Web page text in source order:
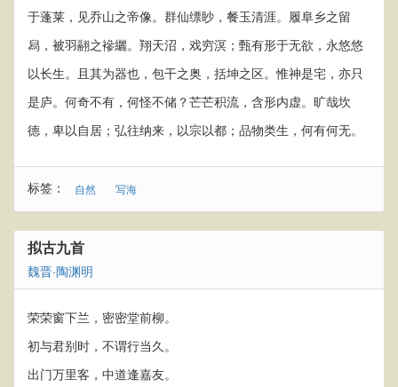
于蓬莱，见乔山之帝像。群仙缥眇，餐玉清涯。履阜乡之留
舄，被羽翮之襂纚。翔天沼，戏穷溟；甄有形于无欲，永悠悠
以长生。且其为器也，包干之奥，括坤之区。惟神是宅，亦只
是庐。何奇不有，何怪不储？芒芒积流，含形内虚。旷哉坎
德，卑以自居；弘往纳来，以宗以都；品物类生，何有何无。
标签： 自然 写海
拟古九首
魏晋·陶渊明
荣荣窗下兰，密密堂前柳。
初与君别时，不谓行当久。
出门万里客，中道逢嘉友。